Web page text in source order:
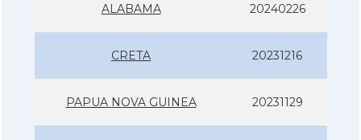
ALABAMA 20240226
CRETA 20231216
PAPUA NOVA GUINEA 20231129